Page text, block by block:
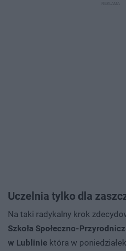
Uczelnia tylko dla
Na taki radykalny krok
Szkoła Społeczno-
w Lublinie która w poniedziałek